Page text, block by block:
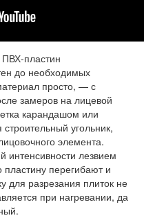
ПВХ-пластин
до необходимых
просто, — с
замеров на лицевой
карандашом или
угольник,
элемента.
интенсивности лезвием
перегибают и
для разрезания плиток не
при нагревании, да